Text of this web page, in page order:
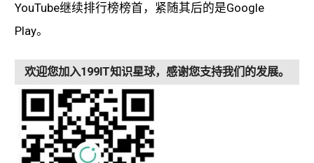
YouTube继续排行榜榜首，紧随其后的是Google
Play。
欢迎您加入199IT知识星球，感谢您支持我们的发展。